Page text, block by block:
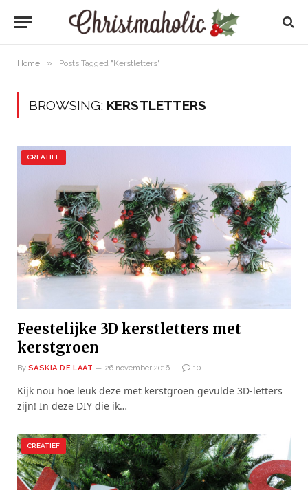
Home » Posts Tagged "Kerstletters"
BROWSING: KERSTLETTERS
CREATIEF
Feestelijke 3D kerstletters met
kerstgroen
By SASKIA DE LAAT 26 november 2016 10
Kijk nou hoe leuk deze met kerstgroen gevulde 3D-letters
zijn! In deze DIY die ik…
CREATIEF